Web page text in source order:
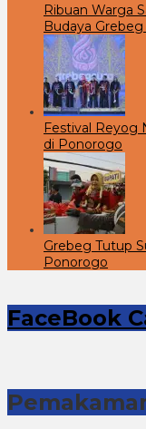
Ribuan Warga
Budaya
Festival Reyog
di Ponorogo
Grebeg Tutup
Ponorogo
FaceBook